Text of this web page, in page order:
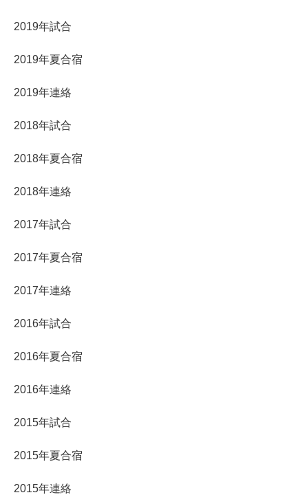
2019年試合
2019年夏合宿
2019年連絡
2018年試合
2018年夏合宿
2018年連絡
2017年試合
2017年夏合宿
2017年連絡
2016年試合
2016年夏合宿
2016年連絡
2015年試合
2015年夏合宿
2015年連絡